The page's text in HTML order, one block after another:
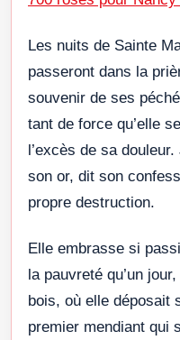
Les nuits de Sainte
passeront dans la
souvenir de ses
tant de force qu’elle
l’excès de sa
son or, dit son
propre destruction.
Elle embrasse si
la pauvreté qu’un
bois, où elle déposait
premier mendiant qui